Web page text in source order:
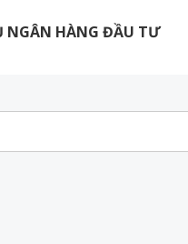
NGÂN HÀNG ĐẦU TƯ